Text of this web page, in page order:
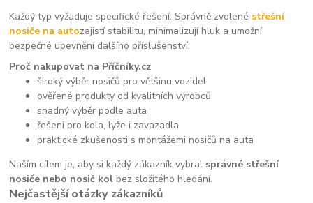
Každý typ vyžaduje specifické řešení. Správně zvolené střešní
nosiče na autozajistí stabilitu, minimalizují hluk a umožní
bezpečné upevnění dalšího příslušenství.
Proč nakupovat na Příčníky.cz
široký výběr nosičů pro většinu vozidel
ověřené produkty od kvalitních výrobců
snadný výběr podle auta
řešení pro kola, lyže i zavazadla
praktické zkušenosti s montážemi nosičů na auta
Naším cílem je, aby si každý zákazník vybral správné střešní
nosiče nebo nosič kol bez složitého hledání.
Nejčastější otázky zákazníků